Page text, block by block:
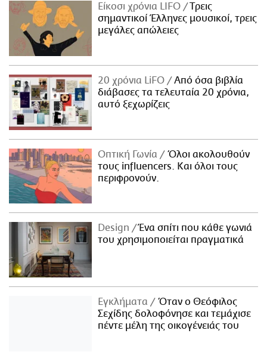
Είκοσι χρόνια LIFO
Tρεις
σημαντικοί Έλληνες μουσικοί, τρεις
μεγάλες απώλειες
20 χρόνια LiFO
Από όσα βιβλία
διάβασες τα τελευταία 20 χρόνια,
αυτό ξεχωρίζεις
Οπτική Γωνία
Όλοι ακολουθούν
τους influencers. Και όλοι τους
περιφρονούν.
Design
Ένα σπίτι που κάθε γωνιά
του χρησιμοποιείται πραγματικά
Εγκλήματα
Όταν ο Θεόφιλος
Σεχίδης δολοφόνησε και τεμάχισε
πέντε μέλη της οικογένειάς του